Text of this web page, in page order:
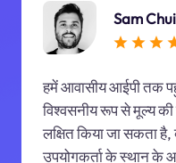
Sam Chui
हमें आवासीय आईपी तक
विश्वसनीय रूप से मूल्य
लक्षित किया जा सकता है,
उपयोगकर्ता के स्थान के